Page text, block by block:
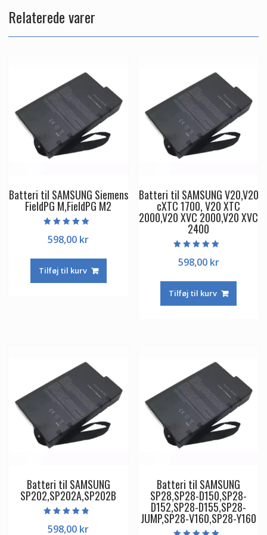
Relaterede varer
Batteri til SAMSUNG Siemens
FieldPG M,FieldPG M2
5.00
ud af 5
598,00 kr
Tilføj til kurv
Batteri til SAMSUNG V20,V20
cXTC 1700, V20 XTC
2000,V20 XVC 2000,V20 XVC
2400
5.00
ud af 5
598,00 kr
Tilføj til kurv
Batteri til SAMSUNG
SP202,SP202A,SP202B
4.50
598,00 kr
Batteri til SAMSUNG
SP28,SP28-D150,SP28-
D152,SP28-D155,SP28-
JUMP,SP28-V160,SP28-Y160